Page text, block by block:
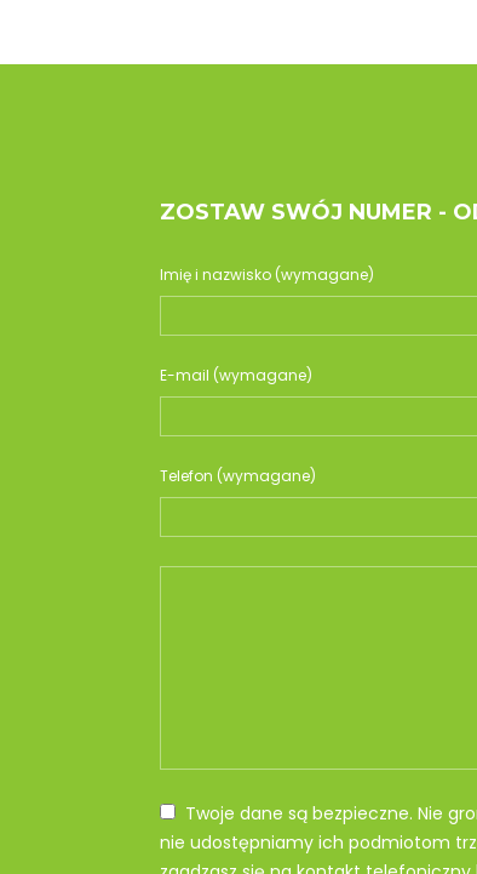
ZOSTAW SWÓJ NUMER -
Imię i nazwisko (wymagane)
E-mail (wymagane)
Telefon (wymagane)
Twoje dane są bezpieczne. Nie
nie udostępniamy ich podmiotom